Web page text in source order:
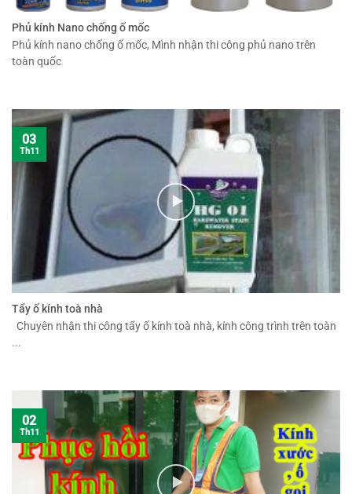
Phủ kính Nano chống ố mốc
Phủ kính nano chống ố mốc, Mình nhận thi công phủ nano trên
toàn quốc
Tẩy ố kính toà nhà
Chuyên nhận thi công tẩy ố kính toà nhà, kính công trình trên toàn
...
03
Th11
02
Th11